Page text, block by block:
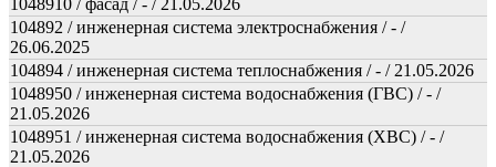
104892 / инженерная система электроснабжения / - /
26.06.2025
104894 / инженерная система теплоснабжения / - / 21.05.2026
1048950 / инженерная система водоснабжения (ГВС) / - /
21.05.2026
1048951 / инженерная система водоснабжения (ХВС) / - /
21.05.2026